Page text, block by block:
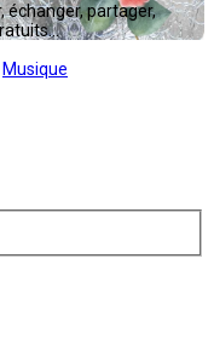
échanger, partager,
Musique